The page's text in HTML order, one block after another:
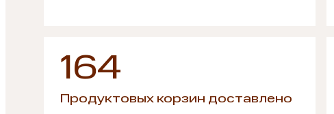
164
Продуктовых корзин доставлено